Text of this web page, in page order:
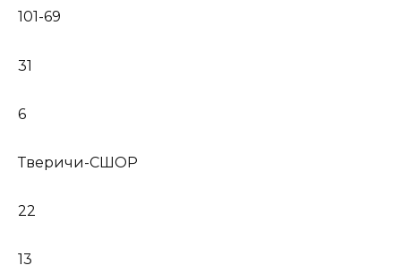
101-69
31
6
Тверичи-СШОР
22
13